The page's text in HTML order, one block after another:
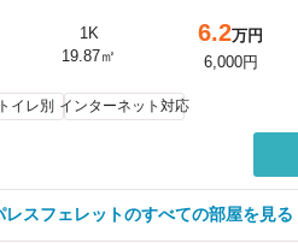
1K
19.87㎡
6.2万円
6,000円
イレ別 インターネット対応
レスフェレットのすべての部屋を見る